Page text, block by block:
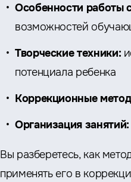
Особенности работы
возможностей
Творческие техники:
потенциала ребенка
Коррекционные
Организация занятий:
Вы разберетесь, как
применять его в